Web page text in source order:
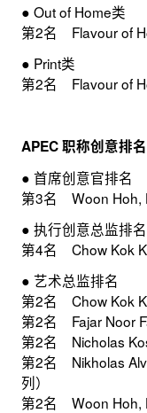
● Out of Home类
第2名 Flavour of
● Print类
第2名 Flavour of
APEC 职称创意排名
● 首席创意官排名
第3名 Woon Hoh,
● 执行创意总监排名
第4名 Chow Kok
● 艺术总监排名
第2名 Chow Kok
第2名 Fajar Noor
第2名 Nicholas
第2名 Nikholas
列）
第2名 Woon Hoh,